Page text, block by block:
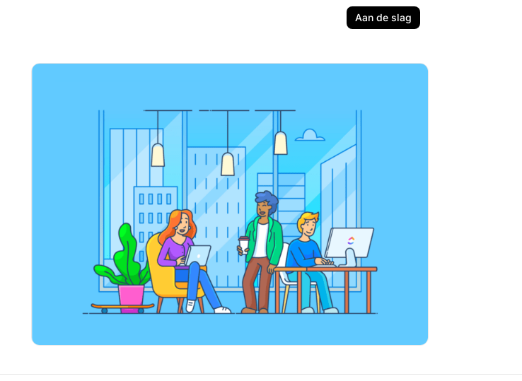
Aan de slag